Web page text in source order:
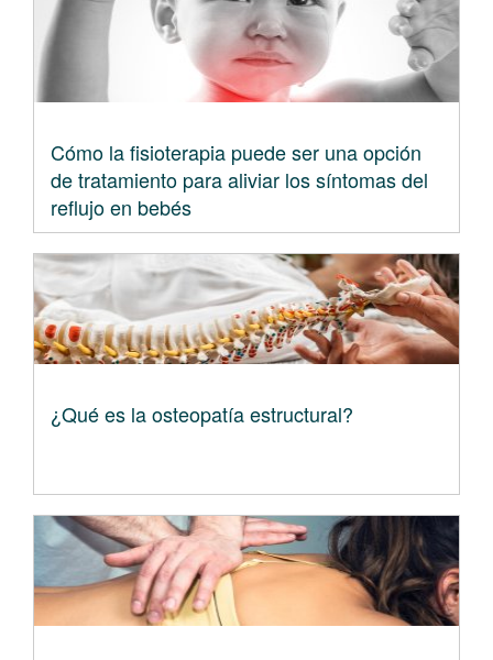
Cómo la fisioterapia puede ser una opción
de tratamiento para aliviar los síntomas del
reflujo en bebés
¿Qué es la osteopatía estructural?